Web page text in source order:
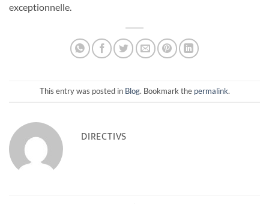
exceptionnelle.
This entry was posted in Blog. Bookmark the permalink.
DIRECTIVS